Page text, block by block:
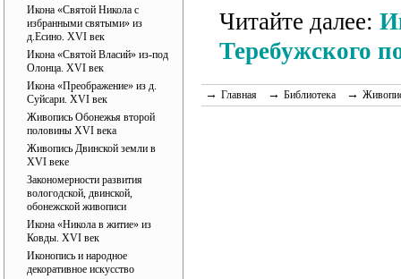
Икона «Святой Никола с
избранными святыми» из
д.Есино. XVI век
Икона «Святой Власий» из-под
Олонца. XVI век
Икона «Преображение» из д.
Суйсари. XVI век
Живопись Обонежья второй
половины XVI века
Живопись Двинской земли в
XVI веке
Закономерности развития
вологодской, двинской,
обонежской живописи
Икона «Никола в житие» из
Ковды. XVI век
Иконопись и народное
декоративное искусство
Читайте далее:
Теребужского
→ Главная → Библиотека →